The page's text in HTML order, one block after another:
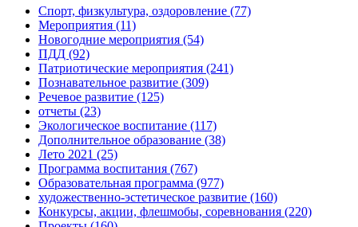
Спорт, физкультура, оздоровление (77)
Мероприятия (11)
Новогодние мероприятия (54)
ПДД (92)
Патриотические мероприятия (241)
Познавательное развитие (309)
Речевое развитие (125)
отчеты (23)
Экологическое воспитание (117)
Дополнительное образование (38)
Лето 2021 (25)
Программа воспитания (767)
Образовательная программа (977)
художественно-эстетическое развитие (160)
Конкурсы, акции, флешмобы, соревнования (220)